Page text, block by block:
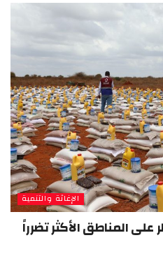
الإغاثة والتنمية
على المناطق الأكثر تضرراً